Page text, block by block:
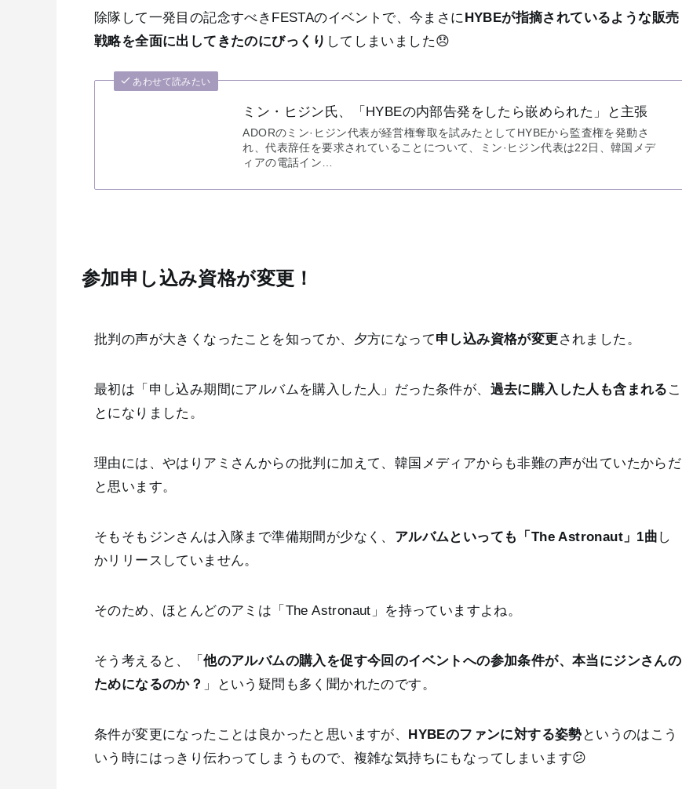
除隊して一発目の記念すべきFESTAのイベントで、今まさに HYBEが指摘されているような販売
戦略を全面に出してきたのにびっくり してしまいました😞
あわせて読みたい
ミン・ヒジン氏、「HYBEの内部告発をしたら嵌められた」と主張
ADORのミン·ヒジン代表が経営権奪取を試みたとしてHYBEから監査権を発動さ
れ、代表辞任を要求されていることについて、ミン·ヒジン代表は22日、韓国メデ
ィアの電話イン…
参加申し込み資格が変更！
批判の声が大きくなったことを知ってか、夕方になって申し込み資格が変更 されました。
最初は「申し込み期間にアルバムを購入した人」だった条件が、 過去に購入した人も含まれる こ
とになりました。
理由には、やはりアミさんからの批判に加えて、韓国メディアからも非難の声が出ていたからだ
と思います。
そもそもジンさんは入隊まで準備期間が少なく、 アルバムといっても「The Astronaut」1曲 し
かリリースしていません。
そのため、ほとんどのアミは「The Astronaut」を持っていますよね。
そう考えると、「他のアルバムの購入を促す今回のイベントへの参加条件が、本当にジンさんの
ためになるのか？ 」という疑問も多く聞かれたのです。
条件が変更になったことは良かったと思いますが、 HYBEのファンに対する姿勢 というのはこう
いう時にはっきり伝わってしまうもので、複雑な気持ちにもなってしまいます😕